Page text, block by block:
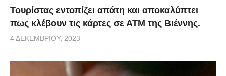
Τουρίστας εντοπίζει απάτη και αποκαλύπτει
πως κλέβουν τις κάρτες σε ΑΤΜ της Βιέννης.
4 ΔΕΚΕΜΒΡΊΟΥ, 2023